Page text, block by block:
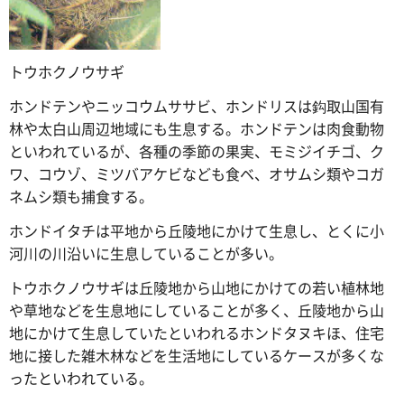
トウホクノウサギ
ホンドテンやニッコウムササビ、ホンドリスは鈎取山国有
林や太白山周辺地域にも生息する。ホンドテンは肉食動物
といわれているが、各種の季節の果実、モミジイチゴ、ク
ワ、コウゾ、ミツバアケビなども食ベ、オサムシ類やコガ
ネムシ類も捕食する。
ホンドイタチは平地から丘陵地にかけて生息し、とくに小
河川の川沿いに生息していることが多い。
トウホクノウサギは丘陵地から山地にかけての若い植林地
や草地などを生息地にしていることが多く、丘陵地から山
地にかけて生息していたといわれるホンドタヌキほ、住宅
地に接した雑木林などを生活地にしているケースが多くな
ったといわれている。